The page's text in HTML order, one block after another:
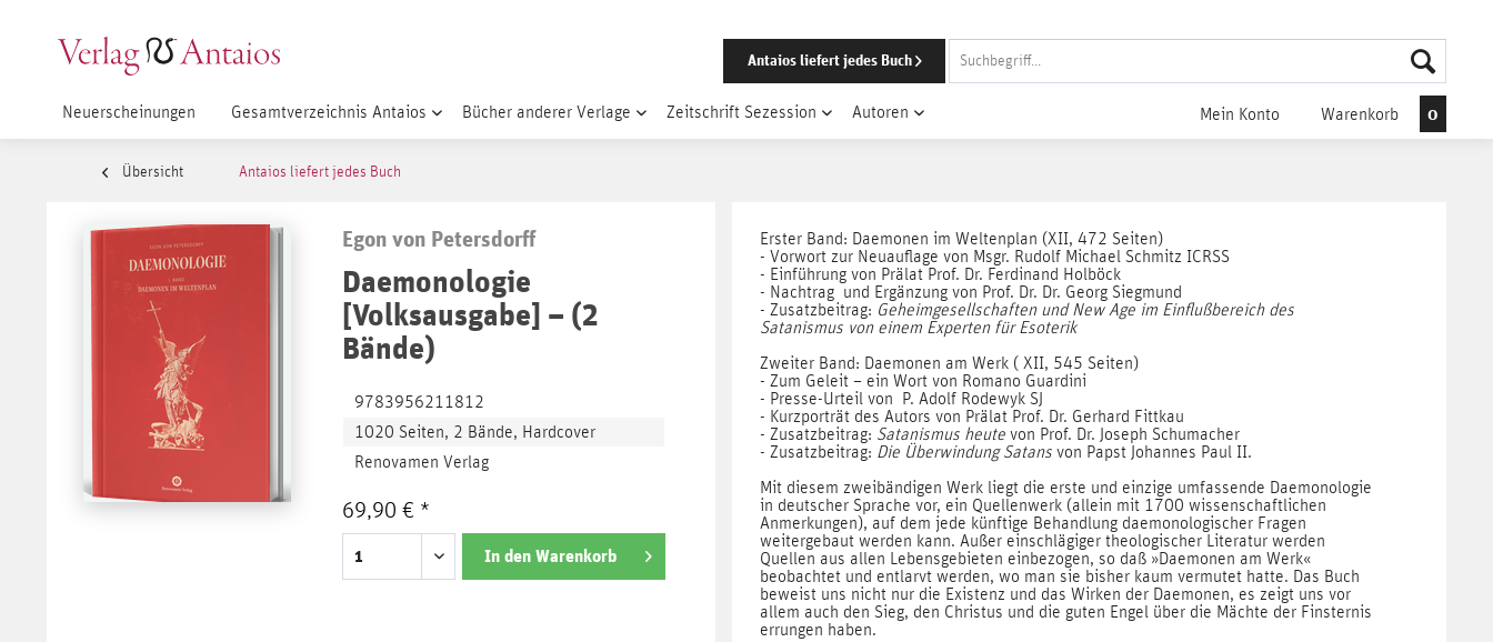
Antaios liefert jedes Buch
Neuerscheinungen Gesamtverzeichnis Antaios Bücher anderer Verlage Zeitschrift Sezession Autoren Mein Konto Warenkorb 0
Übersicht Antaios liefert jedes Buch
Egon von Petersdorff
Daemonologie
[Volksausgabe] – (2
Bände)
9783956211812
1020 Seiten, 2 Bände, Hardcover
Renovamen Verlag
69,90 € *
In den Warenkorb
Erster Band: Daemonen im Weltenplan (XII, 472 Seiten)
- Vorwort zur Neuauflage von Msgr. Rudolf Michael Schmitz ICRSS
- Einführung von Prälat Prof. Dr. Ferdinand Holböck
- Nachtrag und Ergänzung von Prof. Dr. Dr. Georg Siegmund
- Zusatzbeitrag: Geheimgesellschaften und New Age im Einflußbereich des
Satanismus von einem Experten für Esoterik
Zweiter Band: Daemonen am Werk ( XII, 545 Seiten)
- Zum Geleit – ein Wort von Romano Guardini
- Presse-Urteil von P. Adolf Rodewyk SJ
- Kurzporträt des Autors von Prälat Prof. Dr. Gerhard Fittkau
- Zusatzbeitrag: Satanismus heutevon Prof. Dr. Joseph Schumacher
- Zusatzbeitrag: Die Überwindung Satans von Papst Johannes Paul II.
Mit diesem zweibändigen Werk liegt die erste und einzige umfassende Daemonologie
in deutscher Sprache vor, ein Quellenwerk (allein mit 1700 wissenschaftlichen
Anmerkungen), auf dem jede künftige Behandlung daemonologischer Fragen
weitergebaut werden kann. Außer einschlägiger theologischer Literatur werden
Quellen aus allen Lebensgebieten einbezogen, so daß »Daemonen am Werk«
beobachtet und entlarvt werden, wo man sie bisher kaum vermutet hatte. Das Buch
beweist uns nicht nur die Existenz und das Wirken der Daemonen, es zeigt uns vor
allem auch den Sieg, den Christus und die guten Engel über die Mächte der Finsternis
errungen haben.